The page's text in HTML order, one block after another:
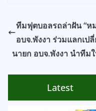
ทีมฟุตบอลรถล่าฝัน “ห
อบจ.พังงา ร่วมแลกเ
นายก อบจ.พังงา นำทีม
Latest